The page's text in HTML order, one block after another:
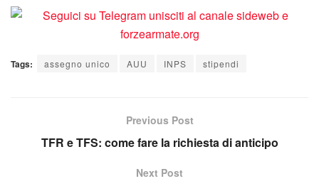
Tags: assegno unico AUU INPS stipendi
Previous Post
TFR e TFS: come fare la richiesta di anticipo
Next Post